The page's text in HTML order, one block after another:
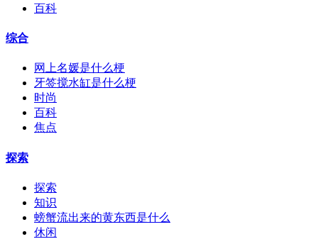
百科
综合
网上名媛是什么梗
牙签搅水缸是什么梗
时尚
百科
焦点
探索
探索
知识
螃蟹流出来的黄东西是什么
休闲